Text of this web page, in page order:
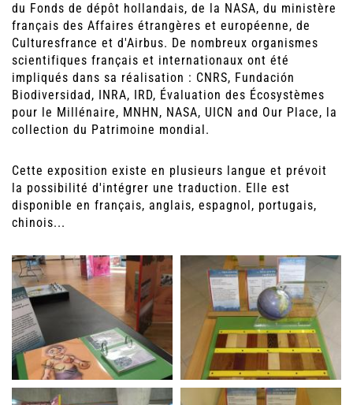
du Fonds de dépôt hollandais, de la NASA, du ministère
français des Affaires étrangères et européenne, de
Culturesfrance et d'Airbus. De nombreux organismes
scientifiques français et internationaux ont été
impliqués dans sa réalisation : CNRS, Fundación
Biodiversidad, INRA, IRD, Évaluation des Écosystèmes
pour le Millénaire, MNHN, NASA, UICN and Our Place, la
collection du Patrimoine mondial.
Cette exposition existe en plusieurs langue et prévoit
la possibilité d'intégrer une traduction. Elle est
disponible en français, anglais, espagnol, portugais,
chinois...